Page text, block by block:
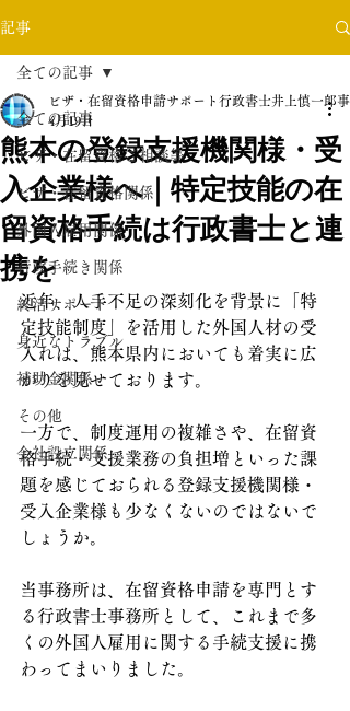
記事
全ての記事
ビザ・在留資格ご相談等
ビザ・在留資格関係
外国人雇用関係
行政手続き関係
終活サポート
身近なトラブル
補助金関係
その他
会社設立関係
全ての記事
熊本の登録支援機関様・受
入企業様へ｜特定技能の在
留資格手続は行政書士と連
携を
ビザ・在留資格申請サポート行政書士井上慎一郎事
4月19日
近年、人手不足の深刻化を背景に「特
定技能制度」を活用した外国人材の受
入れは、熊本県内においても着実に広
がりを見せております。
一方で、制度運用の複雑さや、在留資
格手続・支援業務の負担増といった課
題を感じておられる登録支援機関様・
受入企業様も少なくないのではないで
しょうか。
当事務所は、在留資格申請を専門とす
る行政書士事務所として、これまで多
くの外国人雇用に関する手続支援に携
わってまいりました。